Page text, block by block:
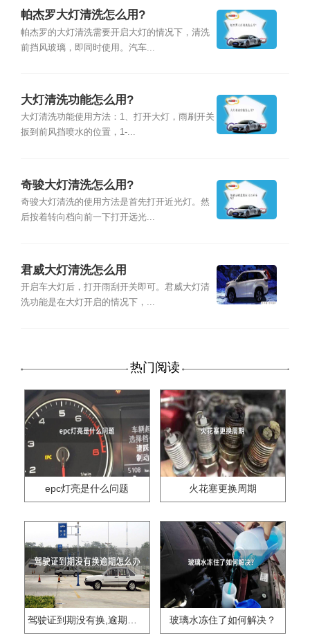
帕杰罗大灯清洗怎么用?
帕杰罗的大灯清洗需要开启大灯的情况下，清洗
前挡风玻璃，即同时使用。汽车...
大灯清洗功能怎么用?
大灯清洗功能使用方法：1、打开大灯，雨刷开关
扳到前风挡喷水的位置，1-...
奇骏大灯清洗怎么用?
奇骏大灯清洗的使用方法是首先打开近光灯。然
后按着转向档向前一下打开远光...
君威大灯清洗怎么用
开启车大灯后，打开雨刮开关即可。君威大灯清
洗功能是在大灯开启的情况下，...
热门阅读
epc灯亮是什么问题 火花塞更换周期
驾驶证到期没有换,逾期怎么办?? 玻璃水冻住了如何解决？